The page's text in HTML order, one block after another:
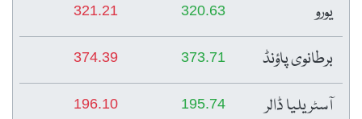
یورو 320.63
321.21
برطانوی پاؤنڈ 373.71
374.39
آسٹریلیا ڈالر 195.74
196.10